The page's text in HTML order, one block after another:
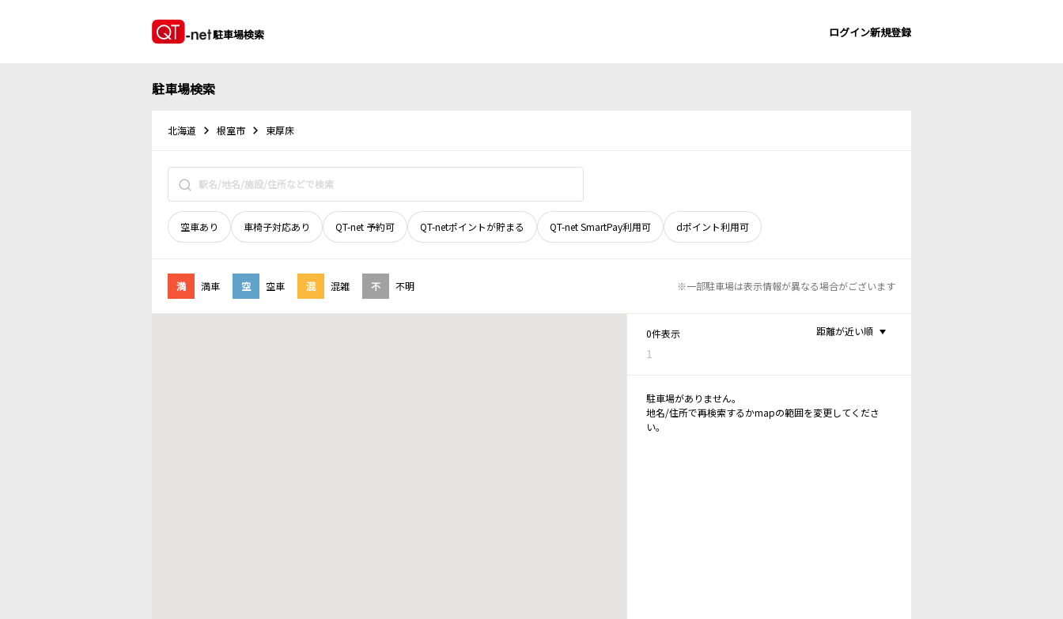
駐車場検索 ログイン新規登録
駐車場検索
北海道 根室市 東厚床
空車あり 車椅子対応あり QT-net 予約可 QT-netポイントが貯まる QT-net SmartPay利用可 dポイント利用可
満 満車 空 空車 混 混雑 不 不明 ※一部駐車場は表示情報が異なる場合がございます
0件表示
1
距離が近い順
駐車場がありません。
地名/住所で再検索するかmapの範囲を変更してくださ
い。